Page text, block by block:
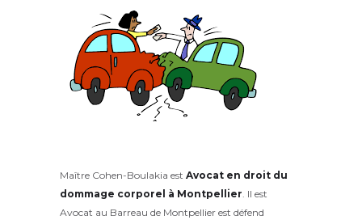
Maître Cohen-Boulakia est Avocat en droit du
dommage corporel à Montpellier. Il est
Avocat au Barreau de Montpellier est défend